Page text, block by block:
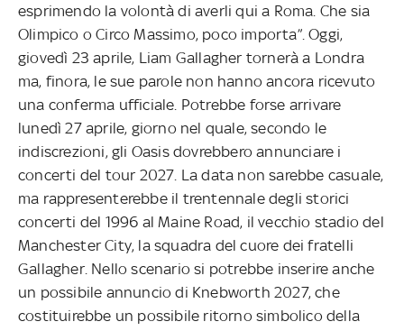
esprimendo la volontà di averli qui a Roma. Che sia
Olimpico o Circo Massimo, poco importa”. Oggi,
giovedì 23 aprile, Liam Gallagher tornerà a Londra
ma, finora, le sue parole non hanno ancora ricevuto
una conferma ufficiale. Potrebbe forse arrivare
lunedì 27 aprile, giorno nel quale, secondo le
indiscrezioni, gli Oasis dovrebbero annunciare i
concerti del tour 2027. La data non sarebbe casuale,
ma rappresenterebbe il trentennale degli storici
concerti del 1996 al Maine Road, il vecchio stadio del
Manchester City, la squadra del cuore dei fratelli
Gallagher. Nello scenario si potrebbe inserire anche
un possibile annuncio di Knebworth 2027, che
costituirebbe un possibile ritorno simbolico della